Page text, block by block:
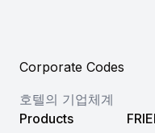
Corporate Codes
호텔의 기업체계
Products